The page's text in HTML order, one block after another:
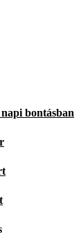
bontásban